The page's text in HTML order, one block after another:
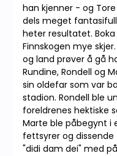
han kjenner - og
dels meget
heter resultatet.
Finnskogen mye
og land prøver å gå
Rundine, Rondell og
sin oldefar som var
stadion. Rondell ble
foreldrenes hektiske
Marte ble påbegynt
fettsyrer og dissende
"didi dam dei" med